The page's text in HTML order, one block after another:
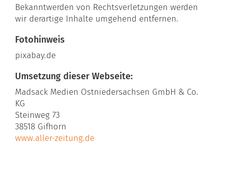
Bekanntwerden von Rechtsverletzungen werden
wir derartige Inhalte umgehend entfernen.
Fotohinweis
pixabay.de
Umsetzung dieser Webseite:
Madsack Medien Ostniedersachsen GmbH & Co.
KG
Steinweg 73
38518 Gifhorn
www.aller-zeitung.de